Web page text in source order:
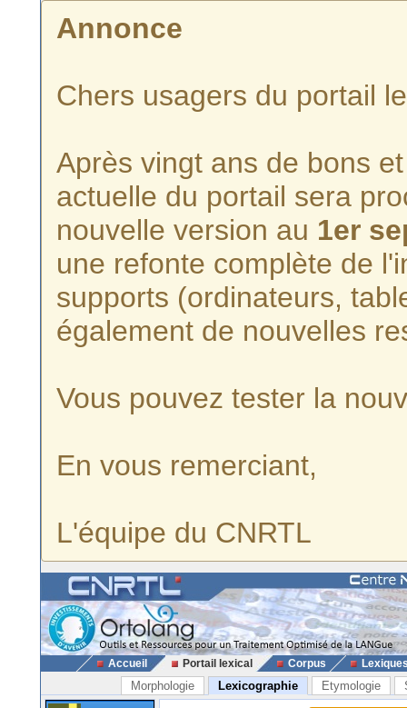
Annonce
Chers usagers du portail
Après vingt ans de bons
actuelle du portail sera
nouvelle version au 1er
une refonte complète de
supports (ordinateurs,
également de nouvelles
Vous pouvez tester la
En vous remerciant,
L'équipe du CNRTL
Accueil Portail lexical Corpus
Morphologie Lexicographie Etymologie